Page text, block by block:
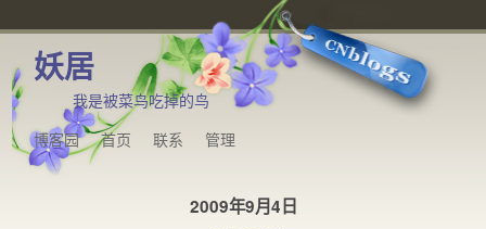
妖居
我是被菜鸟吃掉的鸟
博客园
首页 联系 管理
2009年9月4日